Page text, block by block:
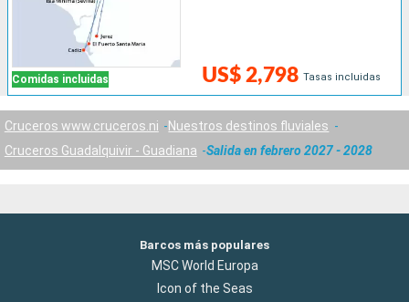
Comidas incluidas US$ 2,798 Tasas incluidas
Cruceros www.cruceros.ni
Nuestros destinos fluviales
Cruceros Guadalquivir - Guadiana
Salida en febrero 2027 - 2028
Barcos más populares
MSC World Europa
Icon of the Seas